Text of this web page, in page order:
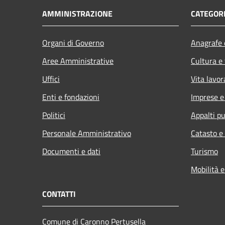
AMMINISTRAZIONE
Organi di Governo
Aree Amministrative
Uffici
Enti e fondazioni
Politici
Personale Amministrativo
Documenti e dati
Cultura
Vita
Imprese
Appalti
Catasto
Turismo
Mobilità
CONTATTI
Comune di Caronno Pertusella